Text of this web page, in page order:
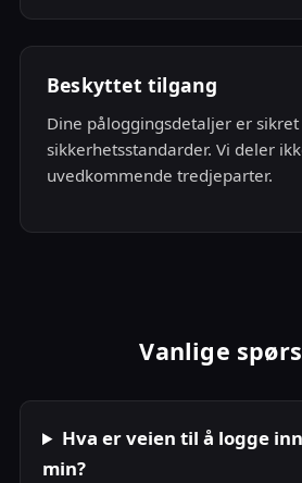
Beskyttet tilgang
Dine påloggingsdetaljer er
sikkerhetsstandarder. Vi deler
uvedkommende tredjeparter.
Vanlige
Hva er veien til å logge
min?